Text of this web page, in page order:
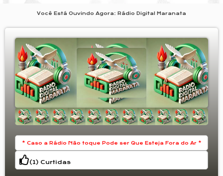
Você Está Ouvindo Agora: Rádio Digital Maranata
* Caso a Rádio Não toque Pode ser Que Esteja Fora do Ar *
(1) Curtidas